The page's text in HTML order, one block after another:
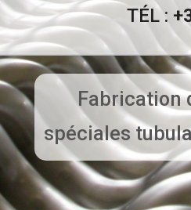
TÉL :
Fabrication
spéciales